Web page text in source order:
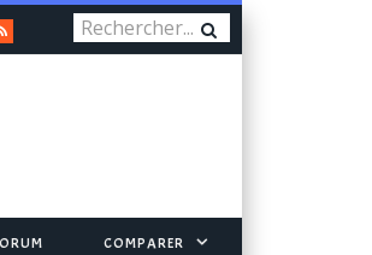
RSS
COMPARER